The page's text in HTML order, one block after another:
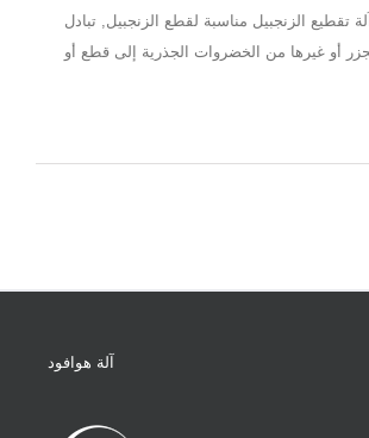
تقطيع الزنجبيل مناسبة لقطع الزنجبيل, تبادل
أو غيرها من الخضروات الجذرية إلى قطع أو
آلة هوافود